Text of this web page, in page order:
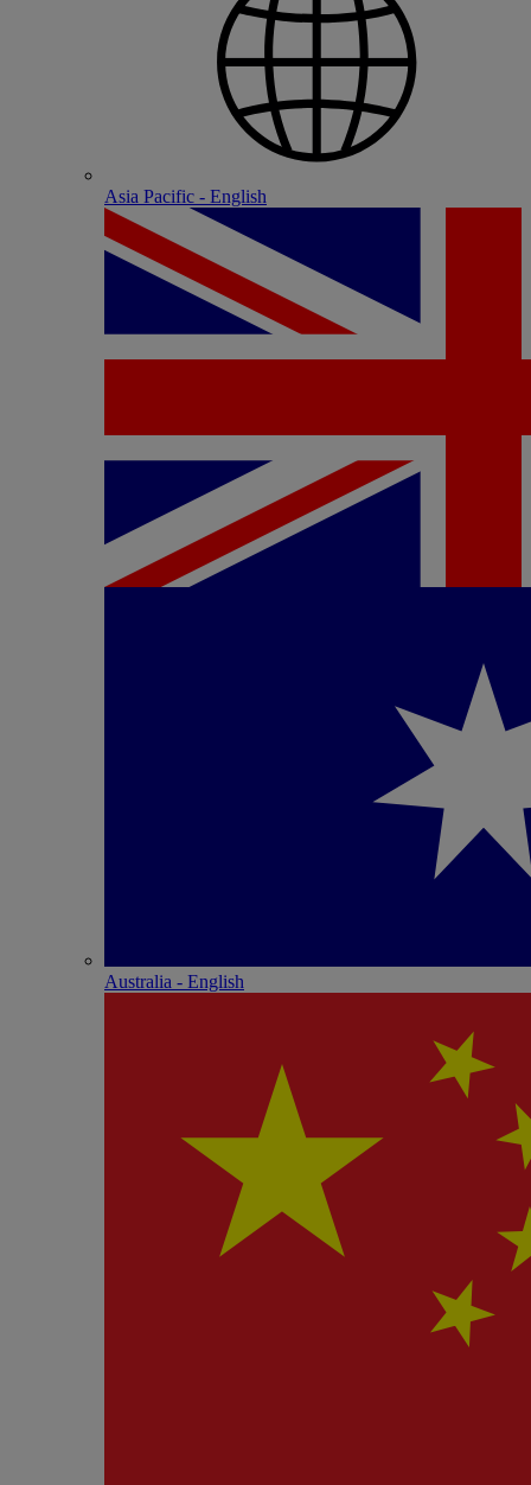
Asia Pacific - English
Australia - English